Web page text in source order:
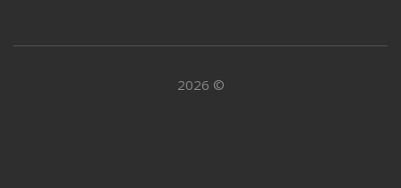
2026 ©